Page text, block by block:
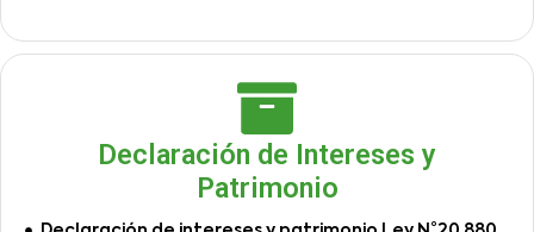
Declaración de Intereses y
Patrimonio